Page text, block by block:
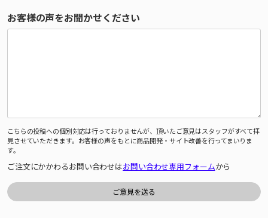
お客様の声をお聞かせください
こちらの投稿への個別対応は行っておりませんが、頂いたご意見はスタッフがすべて拝
見させていただきます。お客様の声をもとに商品開発・サイト改善を行ってまいりま
す。
ご注文にかかわるお問い合わせはお問い合わせ専用フォームから